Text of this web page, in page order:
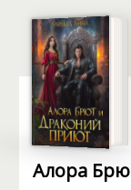
Алора